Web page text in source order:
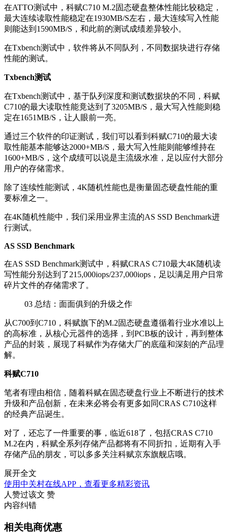
在ATTO测试中，科赋C710 M.2固态硬盘整体性能比较稳定，
最大连续读取性能稳定在1930MB/S左右，最大连续写入性能
则能达到1590MB/S，和此前的测试成绩差异较小。
在Txbench测试中，软件将从不同队列，不同数据块进行存储
性能的测试。
Txbench测试
在Txbench测试中，基于队列深度和测试数据块的不同，科赋
C710的最大读取性能竟达到了3205MB/S，最大写入性能则稳
定在1651MB/S，让人眼前一亮。
通过三个软件的印证测试，我们可以看到科赋C710的最大读
取性能基本能够达2000+MB/S，最大写入性能则能够维持在
1600+MB/S，这个成绩可以说是主流级水准，足以应付大部分
用户的存储需求。
除了连续性能测试，4K随机性能也是衡量固态硬盘性能的重
要标准之一。
在4K随机性能中，我们采用业界主流的AS SSD Benchmark进
行测试。
AS SSD Benchmark
在AS SSD Benchmark测试中，科赋CRAS C710最大4K随机读
写性能分别达到了215,000iops/237,000iops，足以满足用户日常
碎片文件的存储需求了。
03 总结：面面俱到的升级之作
从C700到C710，科赋旗下的M.2固态硬盘遵循着行业水准以上
的高标准，从核心元器件的选择，到PCB板的设计，再到整体
产品的封装，展现了科赋作为存储大厂的底蕴和深刻的产品理
解。
科赋C710
笔者有理由相信，随着科赋在固态硬盘行业上不断进行的技术
升级和产品创新，在未来必将会有更多如同CRAS C710这样
的经典产品诞生。
对了，还忘了一件重要的事，临近618了，包括CRAS C710
M.2在内，科赋全系列存储产品都将有不同折扣，近期有入手
存储产品的朋友，可以多多关注科赋京东旗舰店哦。
展开全文
使用中关村在线APP，查看更多精彩资讯
人赞过该文 赞
内容纠错
相关电商优惠